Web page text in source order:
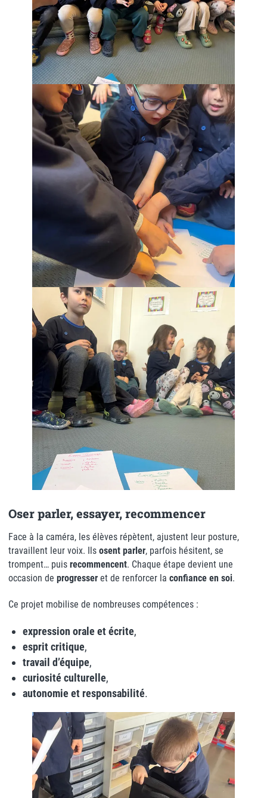
Oser parler, essayer, recommencer
Face à la caméra, les élèves répètent, ajustent leur posture,
travaillent leur voix. Ils osent parler, parfois hésitent, se
trompent… puis recommencent. Chaque étape devient une
occasion de progresser et de renforcer la confiance en soi.
Ce projet mobilise de nombreuses compétences :
expression orale et écrite,
esprit critique,
travail d’équipe,
curiosité culturelle,
autonomie et responsabilité.